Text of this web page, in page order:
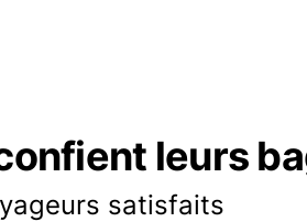
leurs
satisfaits